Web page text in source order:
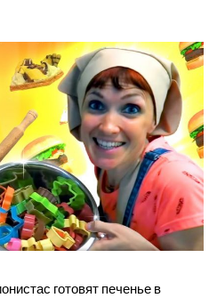
готовят печенье в